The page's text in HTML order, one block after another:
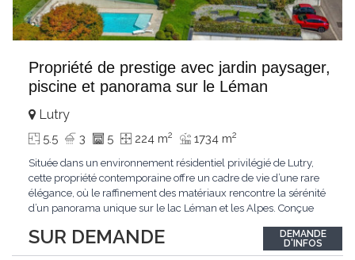
Propriété de prestige avec jardin paysager,
piscine et panorama sur le Léman
SUR DEMANDE
Lutry
5.5 3 5 224 m2 1734 m2
Située dans un environnement résidentiel privilégié de Lutry,
cette propriété contemporaine offre un cadre de vie d’une rare
élégance, où le raffinement des matériaux rencontre la sérénité
d’un panorama unique sur le lac Léman et les Alpes. Conçue
distingue par ses espaces généreux et son atmosphère
résolument harmonieuse. Caractéristiques...
DEMANDE
D'INFOS